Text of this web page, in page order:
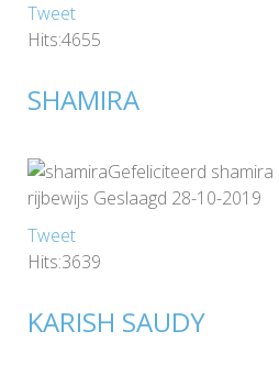
Tweet
Hits:4655
SHAMIRA
Gefeliciteerd
rijbewijs Geslaagd 28-10-2019
Tweet
Hits:3639
KARISH SAUDY